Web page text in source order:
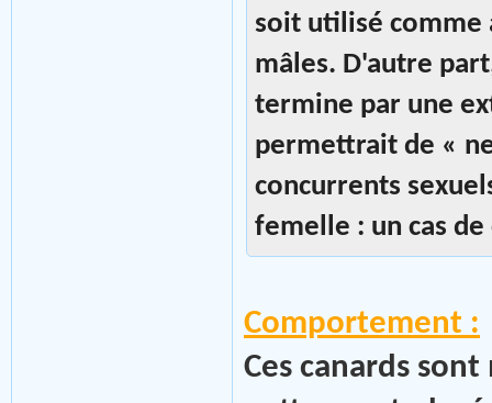
soit utilisé comme
mâles. D'autre
termine par une
permettrait de «
concurrents
femelle : un cas
Comportement :
Ces canards